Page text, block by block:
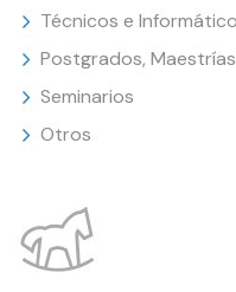
Técnicos e
Postgrados, Maestrías
Seminarios
Otros